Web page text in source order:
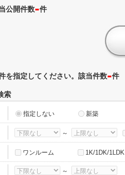
公開件数-件
を指定してください。該当件数-件
索
指定しない 新築
～
ワンルーム 1K/1DK/1LDK
～